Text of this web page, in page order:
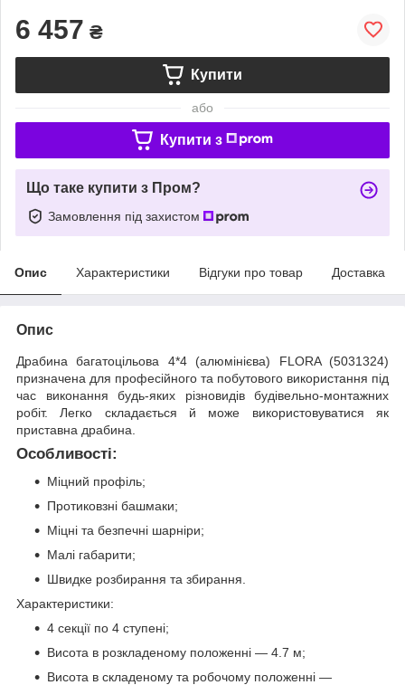
6 457 ₴
Купити
або
Купити з
Що таке купити з Пром?
Замовлення під захистом
Опис Характеристики Відгуки про товар Доставка
Опис
Драбина багатоцільова 4*4 (алюмінієва) FLORA (5031324)
призначена для професійного та побутового використання під
час виконання будь-яких різновидів будівельно-монтажних
робіт. Легко складається й може використовуватися як
приставна драбина.
Особливості:
Міцний профіль;
Протиковзні башмаки;
Міцні та безпечні шарніри;
Малі габарити;
Швидке розбирання та збирання.
Характеристики:
4 секції по 4 ступені;
Висота в розкладеному положенні — 4.7 м;
Висота в складеному та робочому положенні —